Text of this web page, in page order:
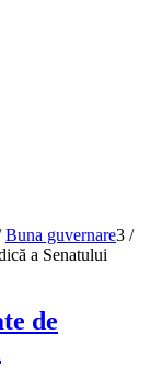
Buna guvernare3 /
a Senatului
de